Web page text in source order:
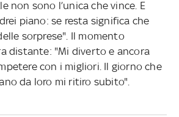
non sono l’unica che vince. E
piano: se resta significa che
sorprese". Il momento
distante: "Mi diverto e ancora
con i migliori. Il giorno che
da loro mi ritiro subito".